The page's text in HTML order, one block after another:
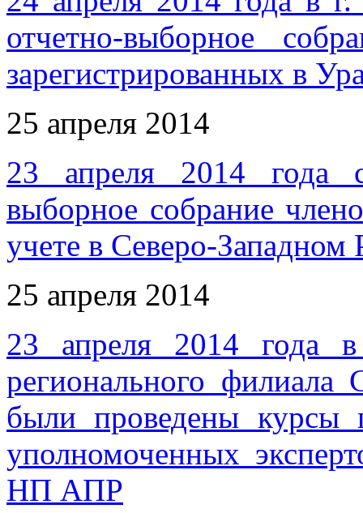
отчетно-выборное
зарегистрированных в
25 апреля 2014
23 апреля 2014 года
выборное собрание
учете в Северо-Западном
25 апреля 2014
23 апреля 2014 года в
регионального
были проведены курсы
уполномоченных
НП АПР